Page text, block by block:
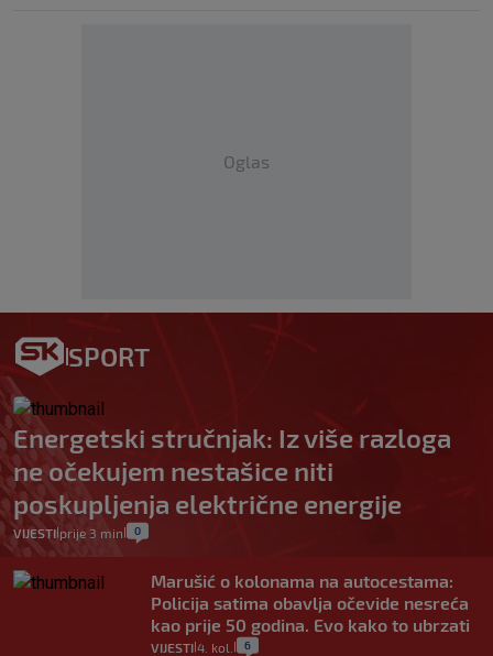
Oglas
SPORT
Energetski stručnjak: Iz više razloga
ne očekujem nestašice niti
poskupljenja električne energije
VIJESTI| prije 3 min 0
Marušić o kolonama na autocestama:
Policija satima obavlja očevide nesreća
kao prije 50 godina. Evo kako to ubrzati
VIJESTI 4. kol. 6